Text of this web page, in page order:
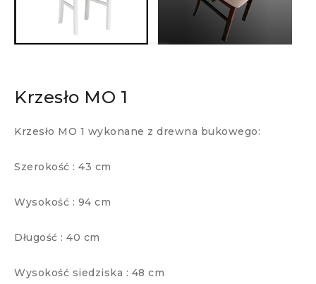
Krzesło MO 1
Krzesło MO 1 wykonane z drewna bukowego:
Szerokość : 43 cm
Wysokość : 94 cm
Długość : 40 cm
Wysokość siedziska : 48 cm